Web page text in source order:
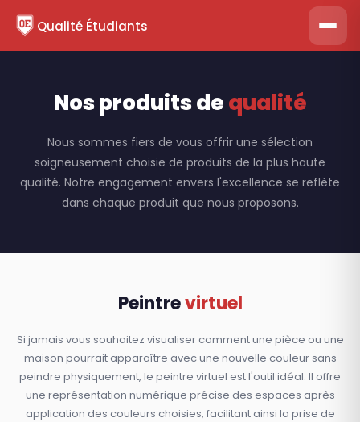
Qualité Étudiants
Nos produits dequalité
Nous sommes fiers de vous offrir une sélection
soigneusement choisie de produits de la plus haute
qualité. Notre engagement envers l'excellence se reflète
dans chaque produit que nous proposons.
Peintrevirtuel
Si jamais vous souhaitez visualiser comment une pièce ou une
maison pourrait apparaître avec une nouvelle couleur sans
peindre physiquement, le peintre virtuel est l'outil idéal. Il offre
une représentation numérique précise des espaces après
application des couleurs choisies, facilitant ainsi la prise de